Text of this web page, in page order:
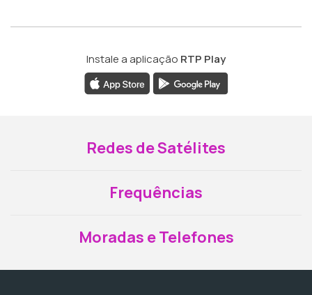
Instale a aplicação RTP Play
Redes de Satélites
Frequências
Moradas e Telefones